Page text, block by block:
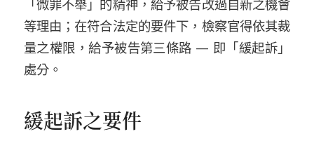
「微罪不舉」 的精神，給予被告改過自新之機會
等理由；在符合法定的要件下，檢察官得依其裁
量之權限，給予被告第三條路 — 即 「緩起訴 」
處分。
緩起訴之要件